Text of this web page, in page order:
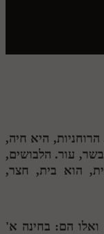
היא חיה,
עור. הלבושים,
הוא בית, חצר,
ואלו הם: בחינה א'